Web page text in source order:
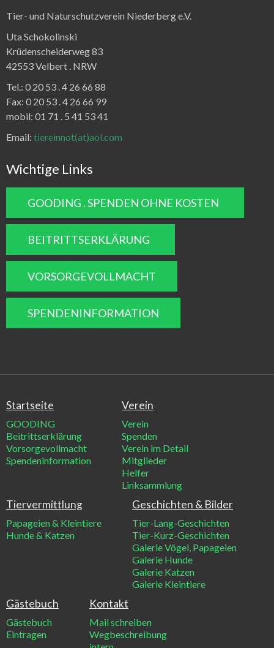
Tier- und Naturschutzverein Niederberg e.V.
Uta Schokolinski
Krüdenscheiderweg 83
42553 Velbert . NRW
Tel.: 0 20 53 . 4 26 66 88
Fax: 0 20 53 . 4 26 66 99
mobil: 01 71 . 5 41 53 41
Email: tiereinnot(at)aol.com
Wichtige Links
GOODING . SPENDEN OHNE KOSTEN
BEITRITTSERKLÄRUNG
VORSORGEVOLLMACHT
SPENDENINFORMATION
Startseite
GOODING
Beitrittserklärung
Vorsorgevollmacht
Spendeninformation
Verein
Verein
Spenden
Verein im Detail
Mitglieder
Helfer
Linksammlung
Tiervermittlung
Papageien & Kleintiere
Hunde & Katzen
Geschichten & Bilder
Tier-Lang-Geschichten
Tier-Kurz-Geschichten
Galerie Vögel, Papageien
Galerie Hunde
Galerie Katzen
Galerie Kleintiere
Gästebuch
Gästebuch
Eintragen
Kontakt
Mail schreiben
Wegbeschreibung